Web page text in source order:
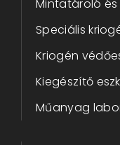
Mintatároló
Speciális
Kriogén
Kiegészítő
Műanyag